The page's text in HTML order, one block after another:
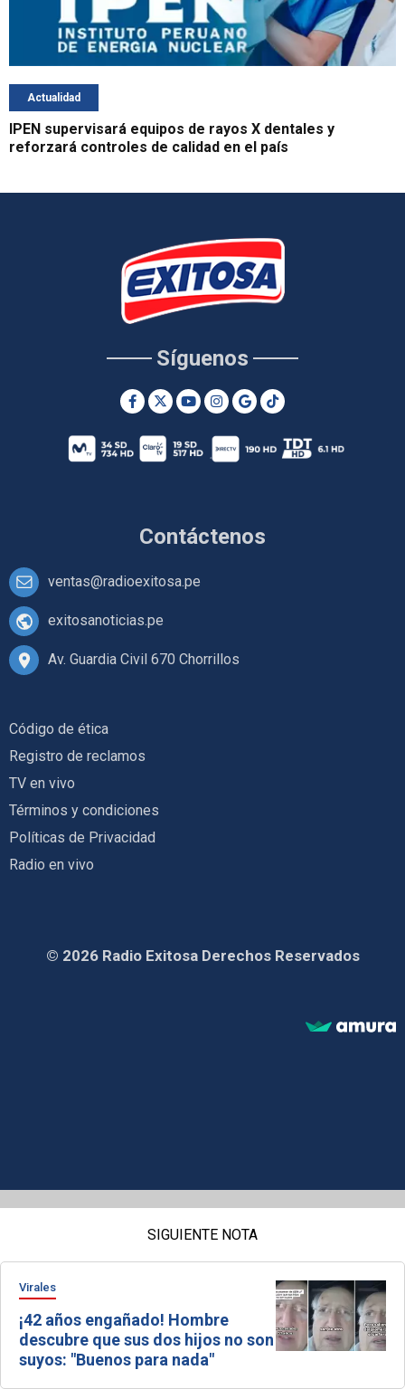
Actualidad
IPEN supervisará equipos de rayos X dentales y
reforzará controles de calidad en el país
Contáctenos
ventas@radioexitosa.pe
exitosanoticias.pe
Av. Guardia Civil 670 Chorrillos
Síguenos
Código de ética
Registro de reclamos
TV en vivo
Términos y condiciones
Políticas de Privacidad
Radio en vivo
© 2026 Radio Exitosa Derechos Reservados
SIGUIENTE NOTA
Virales
¡42 años engañado! Hombre
descubre que sus dos hijos no son
suyos: "Buenos para nada"